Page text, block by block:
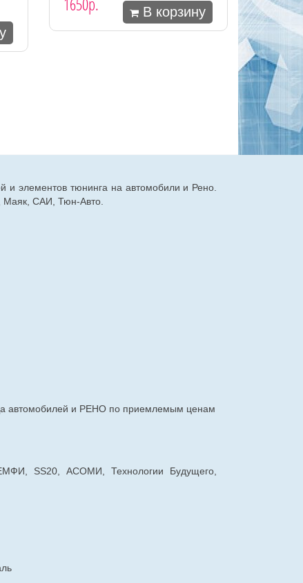
В корзину
и элементов тюнинга на автомобили и Рено.
Маяк, САИ, Тюн-Авто.
автомобилей и РЕНО по приемлемым ценам
SS20, АСОМИ, Технологии Будущего,